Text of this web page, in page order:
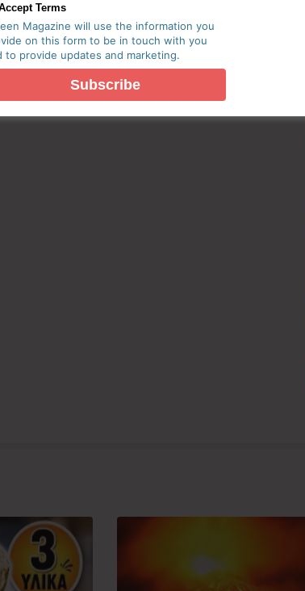
Terms
Magazine will use the information you
on this form to be in touch with you
to provide updates and marketing.